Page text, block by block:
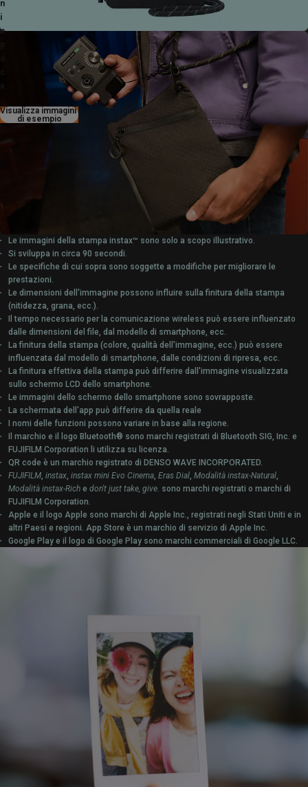
n
i
e
Visualizza immagini
di esempio
Le immagini della stampa instax™ sono solo a scopo illustrativo.
Si sviluppa in circa 90 secondi.
Le specifiche di cui sopra sono soggette a modifiche per migliorare le
prestazioni.
Le dimensioni dell'immagine possono influire sulla finitura della stampa
(nitidezza, grana, ecc.).
Il tempo necessario per la comunicazione wireless può essere influenzato
dalle dimensioni del file, dal modello di smartphone, ecc.
La finitura della stampa (colore, qualità dell'immagine, ecc.) può essere
influenzata dal modello di smartphone, dalle condizioni di ripresa, ecc.
La finitura effettiva della stampa può differire dall'immagine visualizzata
sullo schermo LCD dello smartphone.
Le immagini dello schermo dello smartphone sono sovrapposte.
La schermata dell'app può differire da quella reale
I nomi delle funzioni possono variare in base alla regione.
Il marchio e il logo Bluetooth® sono marchi registrati di Bluetooth SIG, Inc. e
FUJIFILM Corporation li utilizza su licenza.
QR code è un marchio registrato di DENSO WAVE INCORPORATED.
FUJIFILM, instax, instax mini Evo Cinema, Eras Dial, Modalità instax-Natural,
Modalità instax-Rich e don't just take, give. sono marchi registrati o marchi di
FUJIFILM Corporation.
Apple e il logo Apple sono marchi di Apple Inc., registrati negli Stati Uniti e in
altri Paesi e regioni. App Store è un marchio di servizio di Apple Inc.
Google Play e il logo di Google Play sono marchi commerciali di Google LLC.